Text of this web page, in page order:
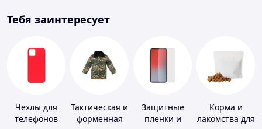
Тебя заинтересует
Чехлы для
телефонов
Тактическая и
форменная
Защитные
пленки и
Корма и
лакомства для